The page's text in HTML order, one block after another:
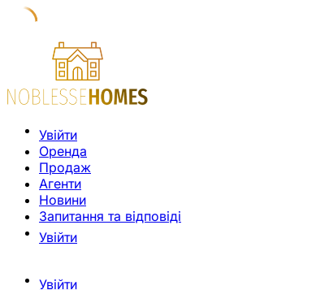
Увійти
Оренда
Продаж
Агенти
Новини
Запитання та відповіді
Увійти
Увійти